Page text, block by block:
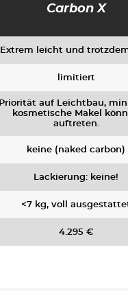
Carbon X
Extrem leicht und
limitiert
Priorität auf Leichtbau,
kosmetische Makel
auftreten.
keine (naked carbon)
Lackierung: keine!
<7 kg, voll
4.295 €